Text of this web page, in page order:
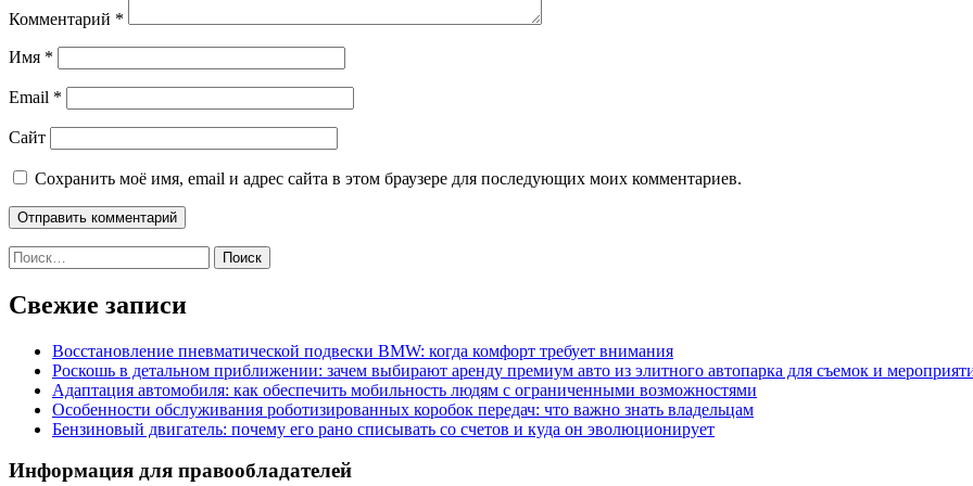
Комментарий *
Имя *
Email *
Сайт
Сохранить моё имя, email и адрес сайта в этом браузере для последующих моих комментариев.
Найти:
Свежие записи
Восстановление пневматической подвески BMW: когда комфорт требует внимания
Роскошь в детальном приближении: зачем выбирают аренду премиум авто из элитного автопарка для съемок и
Адаптация автомобиля: как обеспечить мобильность людям с ограниченными возможностями
Особенности обслуживания роботизированных коробок передач: что важно знать владельцам
Бензиновый двигатель: почему его рано списывать со счетов и куда он эволюционирует
Информация для правообладателей